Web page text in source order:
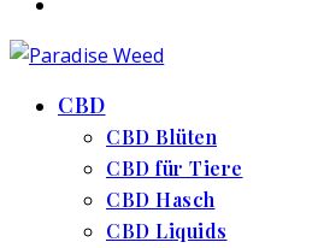
CBD
CBD Blüten
CBD für Tiere
CBD Hasch
CBD Liquids